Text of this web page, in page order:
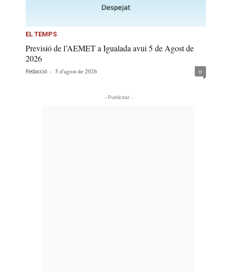
EL TEMPS
Previsió de l’AEMET a Igualada avui 5 de Agost de
2026
Redacció - 5 d'agost de 2026 0
- Publicitat -